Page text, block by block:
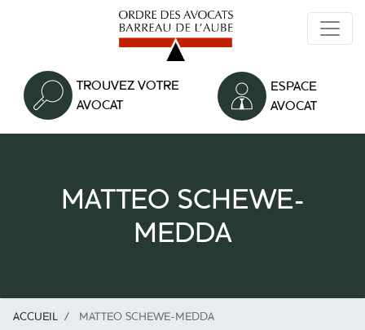
principal
TROUVEZ VOTRE
AVOCAT
ESPACE
AVOCAT
MATTEO SCHEWE-
MEDDA
ACCUEIL MATTEO SCHEWE-MEDDA